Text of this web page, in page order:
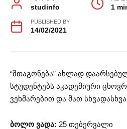
studinfo 1
PUBLISHED BY
14/02/2021
“შთაგონება” ახლად
სტუდენტებს აკადემიური
ვეხმარებით და მათ
ბოლო ვადა: 25 თებერვალი